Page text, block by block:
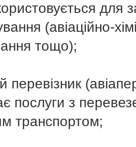
для
(авіаційно-
тощо);
перевізник
послуги з
транспортом;